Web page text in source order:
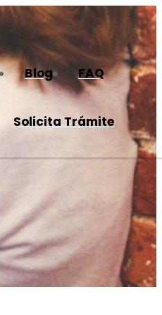
Blog FAQ
Solicita Trámite